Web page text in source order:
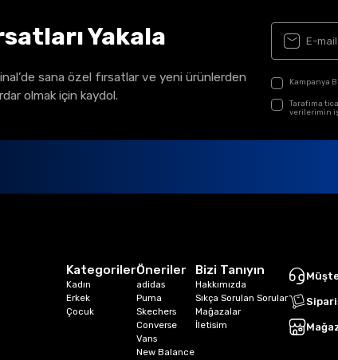
Yakala
sana özel fırsatlar ve yeni ürünlerden
olmak için kaydol.
Kampanya
Tarafıma
verilerimin
Kategoriler
Kadın
Erkek
Çocuk
Öneriler
adidas
Puma
Skechers
Converse
Vans
New Balance
Bizi Tanıyın
Hakkımızda
Sıkça Sorulan Sorular
Mağazalar
İletisim